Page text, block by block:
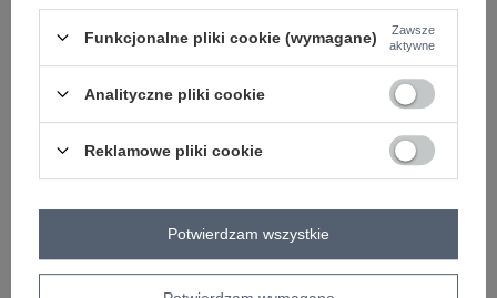
XL 2016103197200 - +
Zobacz wszystkie kolory (+2)
ZALOGUJ SIĘ I ZOBACZ CENĘ
Masz pytanie? Chętnie pomożemy.
Funkcjonalne pliki cookie (wymagane)
Zawsze
aktywne
Analityczne pliki cookie
Reklamowe pliki cookie
Potwierdzam wszystkie